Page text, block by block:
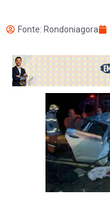
Fonte: Rondoniagora